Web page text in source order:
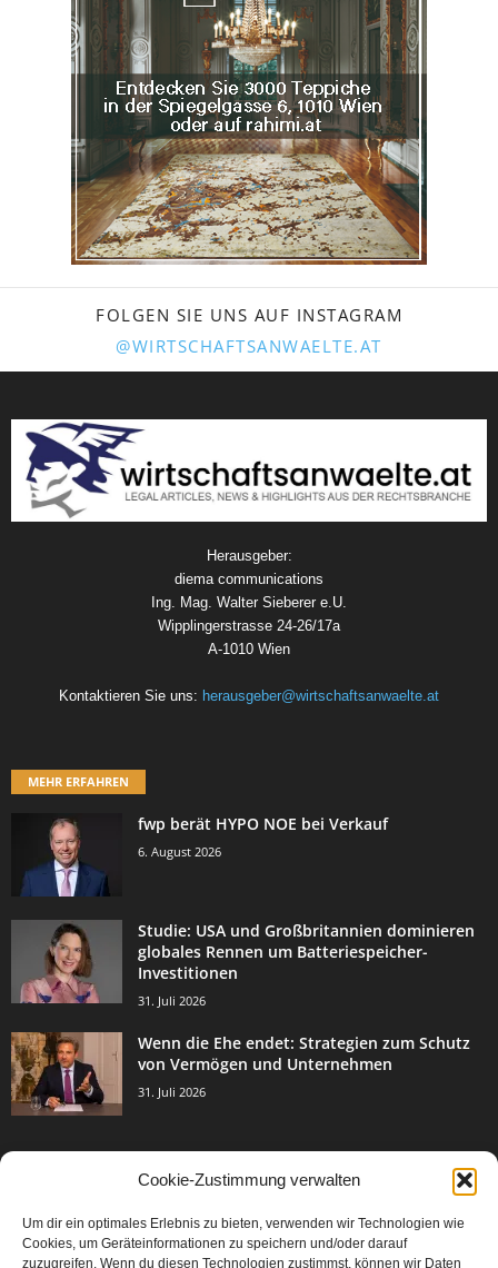
Cookie-Zustimmung verwalten
Um dir ein optimales Erlebnis zu bieten, verwenden wir Technologien wie
Cookies, um Geräteinformationen zu speichern und/oder darauf
zuzugreifen. Wenn du diesen Technologien zustimmst, können wir Daten
FOLGEN SIE UNS AUF INSTAGRAM
@WIRTSCHAFTSANWAELTE.AT
Herausgeber:
diema communications
Ing. Mag. Walter Sieberer e.U.
Wipplingerstrasse 24-26/17a
A-1010 Wien
Kontaktieren Sie uns: herausgeber@wirtschaftsanwaelte.at
MEHR ERFAHREN
fwp berät HYPO NOE bei Verkauf
6. August 2026
Studie: USA und Großbritannien dominieren
globales Rennen um Batteriespeicher-
Investitionen
31. Juli 2026
Wenn die Ehe endet: Strategien zum Schutz
von Vermögen und Unternehmen
31. Juli 2026
Events & Success 3003
2067